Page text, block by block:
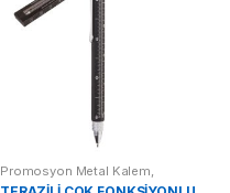
Promosyon Metal Kalem,
Promosyon Kalemler